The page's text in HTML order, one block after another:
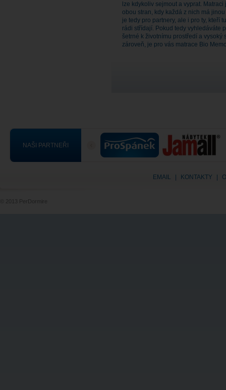
lze kdykoliv sejmout a vyprat. Matraci
obou stran, kdy každá z nich má
je tedy pro partnery, ale i pro ty, kteří
rádi střídají. Pokud tedy vyhledáváte
šetrné k životnímu prostředí a vysoký
zároveň, je pro vás matrace Bio
NAŠI PARTNEŘI
EMAIL KONTAKTY
© 2013 PerDormire